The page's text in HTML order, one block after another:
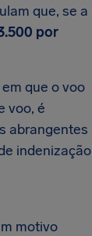
que, se a
por
que o voo
voo, é
abrangentes
indenização
motivo